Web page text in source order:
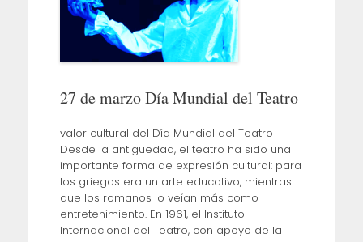
27 de marzo Día Mundial del Teatro
valor cultural del Día Mundial del Teatro
Desde la antigüedad, el teatro ha sido una
importante forma de expresión cultural: para
los griegos era un arte educativo, mientras
que los romanos lo veían más como
entretenimiento. En 1961, el Instituto
Internacional del Teatro, con apoyo de la